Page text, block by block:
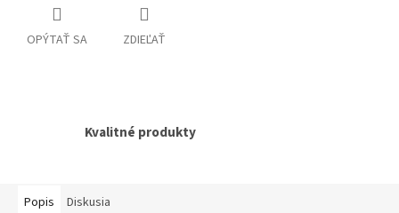
OPÝTAŤ SA ZDIEĽAŤ
Kvalitné produkty
Popis Diskusia